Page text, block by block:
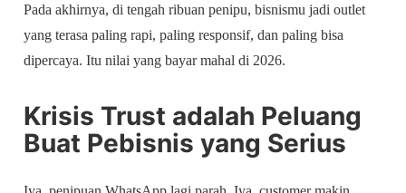
Pada akhirnya, di tengah ribuan penipu, bisnismu jadi outlet
yang terasa paling rapi, paling responsif, dan paling bisa
dipercaya. Itu nilai yang bayar mahal di 2026.
Krisis Trust adalah Peluang
Buat Pebisnis yang Serius